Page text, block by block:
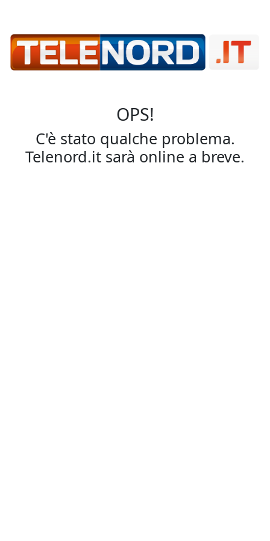
OPS!
C'è stato qualche problema.
Telenord.it sarà online a breve.